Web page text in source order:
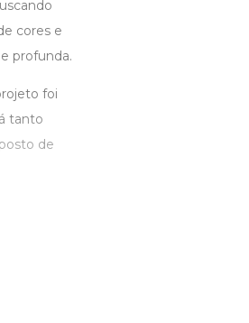
cores e
profunda.
foi
tanto
de